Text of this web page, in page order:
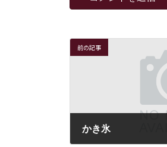
前の記事
かき氷